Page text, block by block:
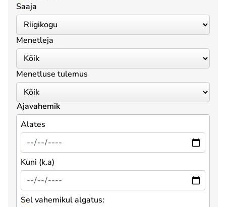
Saaja
Menetleja
Menetluse tulemus
Ajavahemik
Alates
Kuni (k.a)
Sel vahemikul algatus: